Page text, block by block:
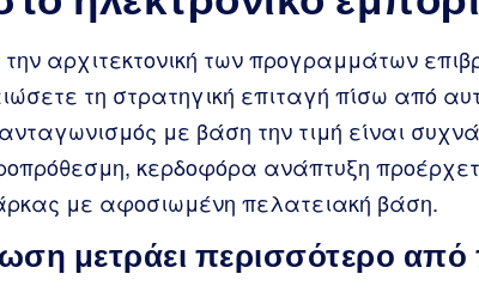
αρχιτεκτονική των προγραμμάτων
τη στρατηγική επιταγή πίσω από
με βάση την τιμή είναι
κερδοφόρα ανάπτυξη
με αφοσιωμένη πελατειακή βάση.
μετράει περισσότερο από